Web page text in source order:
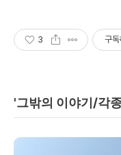
3 구
'그밖의 이야기/각